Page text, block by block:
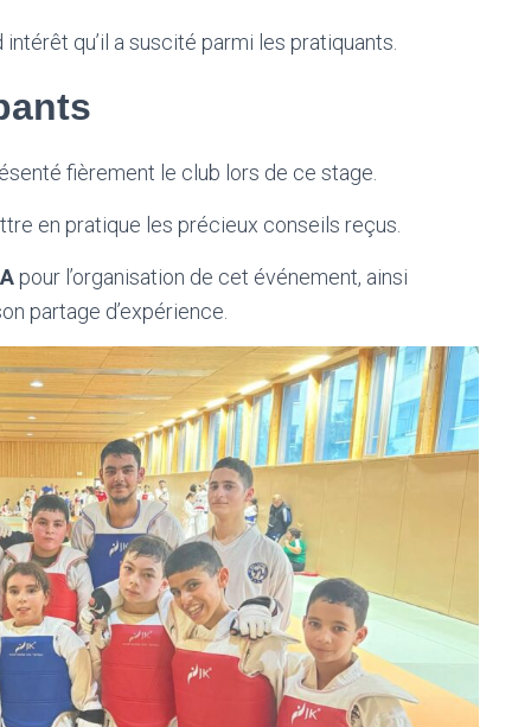
intérêt qu’il a suscité parmi les pratiquants.
fièrement le club lors de ce stage.
en pratique les précieux conseils reçus.
pour l’organisation de cet événement, ainsi
partage d’expérience.